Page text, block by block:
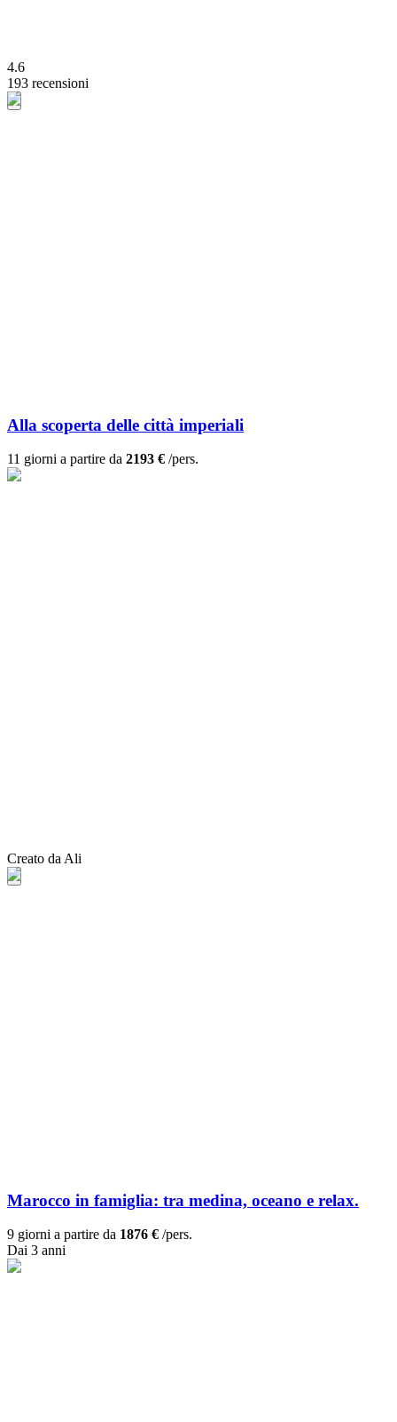
4.6
193 recensioni
Alla scoperta delle città imperiali
11 giorni a partire da 2193 € /pers.
Creato da Ali
Marocco in famiglia: tra medina, oceano e relax.
9 giorni a partire da 1876 € /pers.
Dai 3 anni